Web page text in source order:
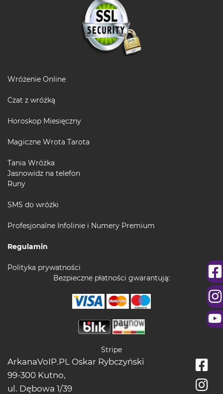
Wróżenie Online
Czat z wróżką
Horoskop Miesięczny
Magiczne Wrota Tarota
Tania Wróżka
Jasnowidz na telefon
Runy
SMS do wróżki
Profesjonalne Infolinie i Numery Premium
Regulamin
Polityka prywatności
Bezpieczne płatności gwarantują:
Stripe
ArkanaVoIP.PL Oskar Rybczyński
99-300 Kutno,
ul. Dębowa 1/39